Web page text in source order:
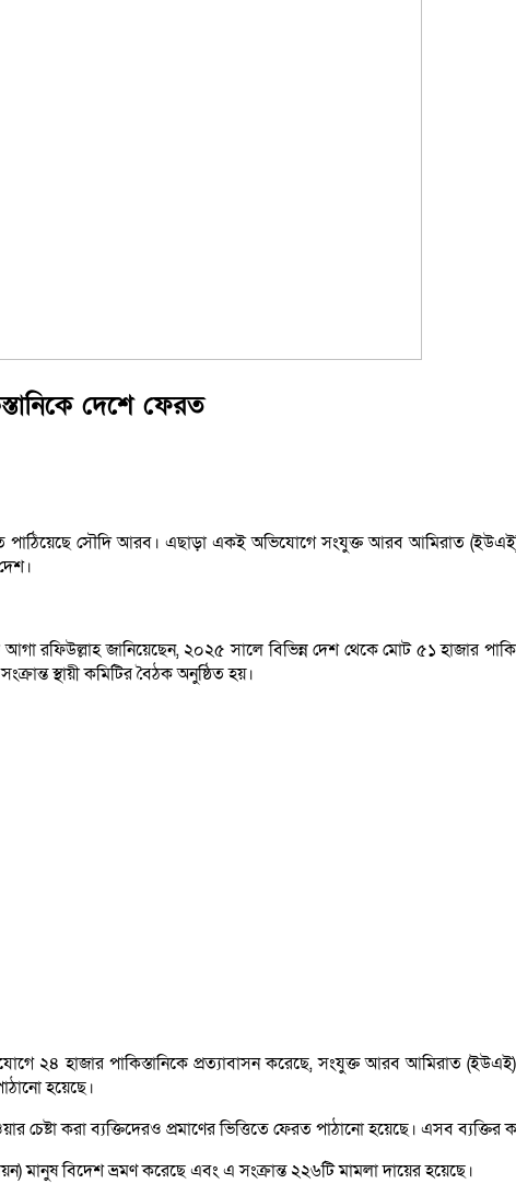
দেশে ফেরত
পাঠিয়েছে সৌদি আরব। এছাড়া একই অভিযোগে সংযুক্ত আরব আমিরাত
রফিউল্লাহ জানিয়েছেন, ২০২৫ সালে বিভিন্ন দেশ থেকে মোট ৫১ হাজার
স্থায়ী কমিটির বৈঠক অনুষ্ঠিত হয়।
২৪ হাজার পাকিস্তানিকে প্রত্যাবাসন করেছে, সংযুক্ত আরব আমিরাত
হয়েছে।
করা ব্যক্তিদেরও প্রমাণের ভিত্তিতে ফেরত পাঠানো হয়েছে। এসব ব্যক্তির
বিদেশ ভ্রমণ করেছে এবং এ সংক্রান্ত ২২৬টি মামলা দায়ের হয়েছে।